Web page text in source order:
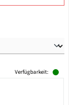
Verfügbarkeit: